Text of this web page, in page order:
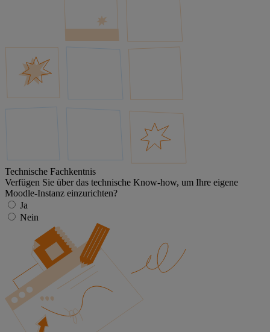
Technische Fachkentnis
Verfügen Sie über das technische Know-how, um Ihre eigene
Moodle-Instanz einzurichten?
Ja
Nein